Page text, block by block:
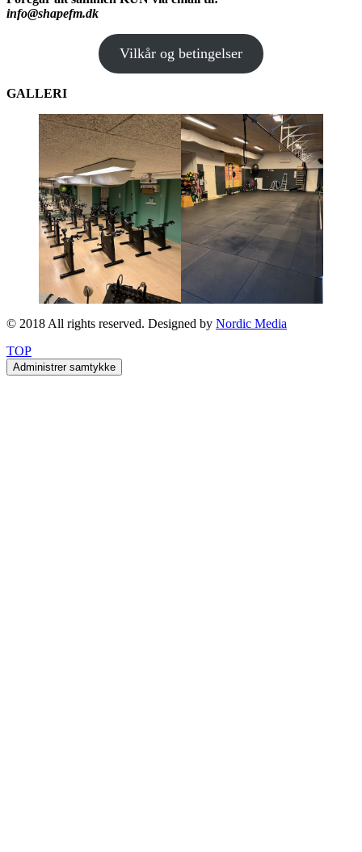
info@shapefm.dk
Vilkår og betingelser
GALLERI
© 2018 All rights reserved. Designed by Nordic Media
TOP
Administrer samtykke